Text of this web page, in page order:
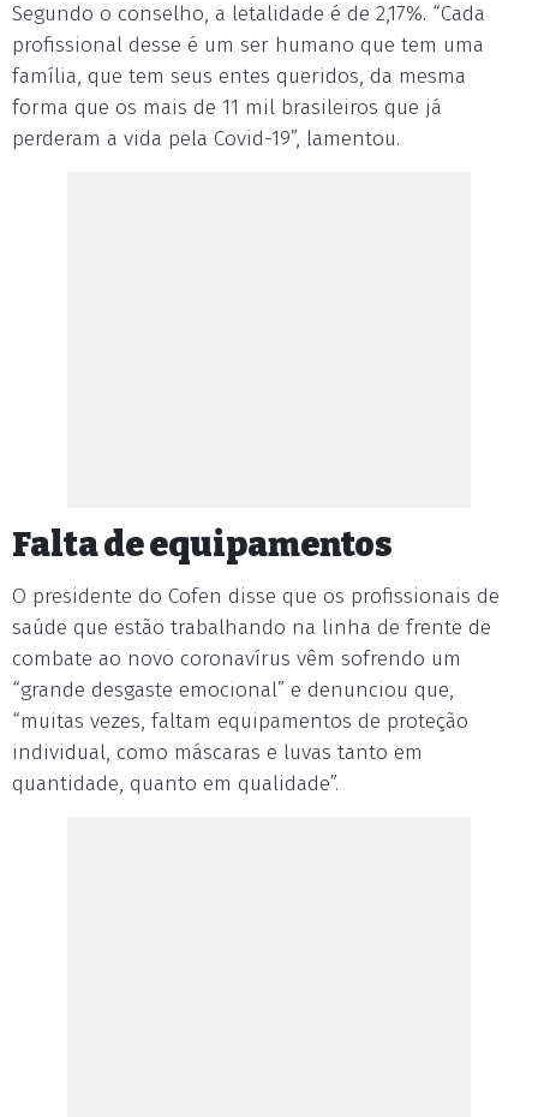
Segundo o conselho, a letalidade é de 2,17%. “Cada
profissional desse é um ser humano que tem uma
família, que tem seus entes queridos, da mesma
forma que os mais de 11 mil brasileiros que já
perderam a vida pela Covid-19”, lamentou.
Falta de equipamentos
O presidente do Cofen disse que os profissionais de
saúde que estão trabalhando na linha de frente de
combate ao novo coronavírus vêm sofrendo um
“grande desgaste emocional” e denunciou que,
“muitas vezes, faltam equipamentos de proteção
individual, como máscaras e luvas tanto em
quantidade, quanto em qualidade”.